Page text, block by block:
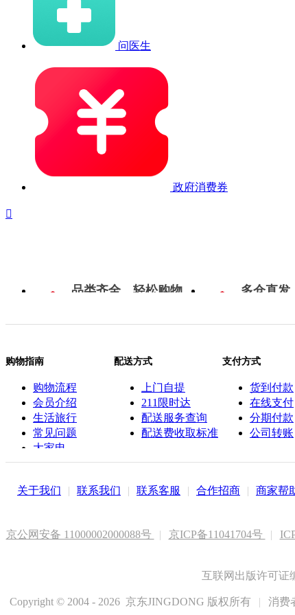
问医生
政府消费券

品类齐全，轻松购物 多仓直发
购物指南
购物流程
会员介绍
生活旅行
常见问题
大家电
联系客服
配送方式
上门自提
211限时达
配送服务查询
配送费收取标准
支付方式
货到付款
在线支付
分期付款
公司转账
关于我们 | 联系我们 | 联系客服 | 合作招商 | 商家帮
京公网安备 11000002000088号 | 京ICP备11041704号 |
互联网出版许可证
Copyright © 2004 - 2026 京东JINGDONG 版权所有 | 消费